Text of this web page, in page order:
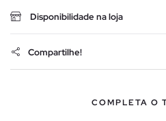
Disponibilidade na loja
Compartilhe!
COMPLETA O